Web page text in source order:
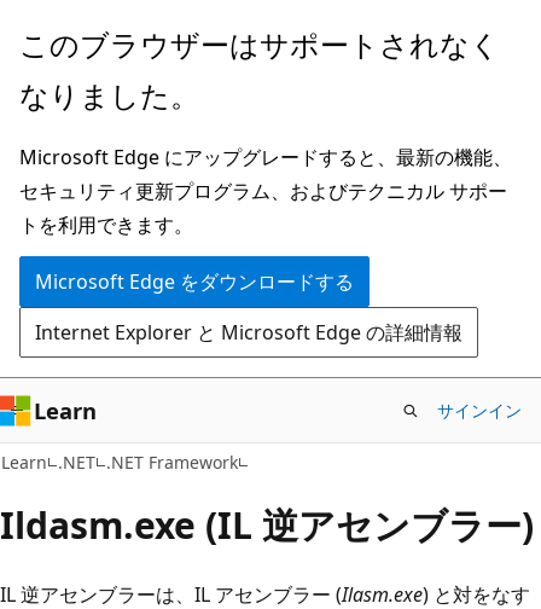
メ
ン
ン
テ
ン
ツ
に
ス
キ
ッ
プ
このブラウザーはサポートされなく
なりました。
Microsoft Edge にアップグレードすると、最新の機能、
セキュリティ更新プログラム、およびテクニカル サポー
トを利用できます。
Microsoft Edge をダウンロードする
Internet Explorer と Microsoft Edge の詳細情報
Learn サインイン
Learn .NET .NET Framework
Ildasm.exe (IL 逆アセンブラー)
IL 逆アセンブラーは、IL アセンブラー (Ilasm.exe) と対をなす